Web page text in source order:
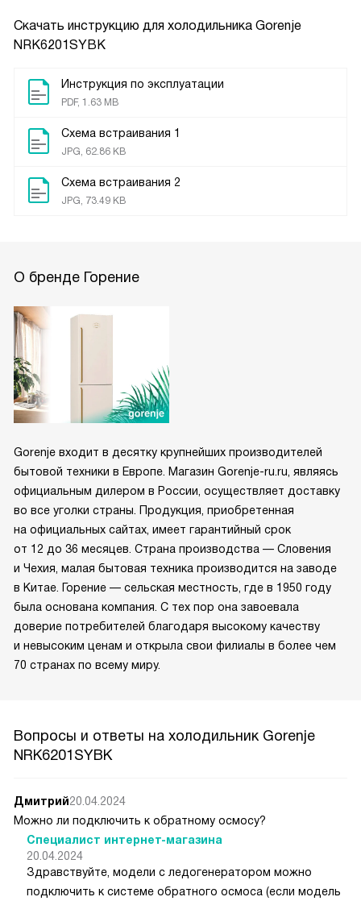
Скачать инструкцию для холодильника Gorenje
NRK6201SYBK
Инструкция по эксплуатации
PDF, 1.63 MB
Схема встраивания 1
JPG, 62.86 KB
Схема встраивания 2
JPG, 73.49 KB
О бренде Горение
Gorenje входит в десятку крупнейших производителей
бытовой техники в Европе. Магазин Gorenje-ru.ru, являясь
официальным дилером в России, осуществляет доставку
во все уголки страны. Продукция, приобретенная
на официальных сайтах, имеет гарантийный срок
от 12 до 36 месяцев. Страна производства — Словения
и Чехия, малая бытовая техника производится на заводе
в Китае. Горение — сельская местность, где в 1950 году
была основана компания. С тех пор она завоевала
доверие потребителей благодаря высокому качеству
и невысоким ценам и открыла свои филиалы в более чем
70 странах по всему миру.
Вопросы и ответы на холодильник Gorenje
NRK6201SYBK
Дмитрий20.04.2024
Можно ли подключить к обратному осмосу?
Специалист интернет-магазина
20.04.2024
Здравствуйте, модели с ледогенератором можно
подключить к системе обратного осмоса (если модель